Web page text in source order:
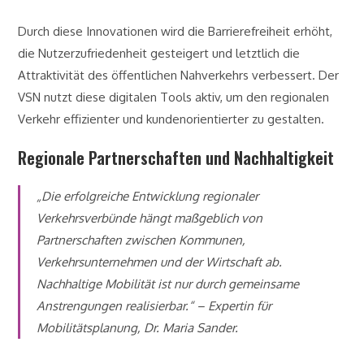
Durch diese Innovationen wird die Barrierefreiheit erhöht,
die Nutzerzufriedenheit gesteigert und letztlich die
Attraktivität des öffentlichen Nahverkehrs verbessert. Der
VSN nutzt diese digitalen Tools aktiv, um den regionalen
Verkehr effizienter und kundenorientierter zu gestalten.
Regionale Partnerschaften und Nachhaltigkeit
„Die erfolgreiche Entwicklung regionaler
Verkehrsverbünde hängt maßgeblich von
Partnerschaften zwischen Kommunen,
Verkehrsunternehmen und der Wirtschaft ab.
Nachhaltige Mobilität ist nur durch gemeinsame
Anstrengungen realisierbar.“ – Expertin für
Mobilitätsplanung, Dr. Maria Sander.